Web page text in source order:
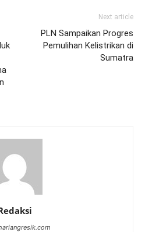
Next article
PLN Sampaikan Progres
Pemulihan Kelistrikan di
Sumatra